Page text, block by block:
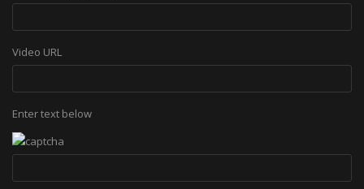
Video URL
Enter text below